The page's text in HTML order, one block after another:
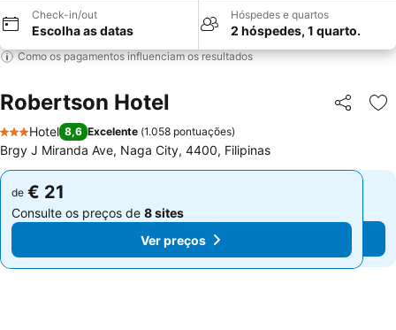
Check-in/out
Escolha as datas
Hóspedes e quartos
2 hóspedes, 1 quarto.
Como os pagamentos influenciam os resultados
Robertson Hotel Partilhar
3 Estrelas
Hotel 8,6 Excelente (1.058 pontuações)
Brgy J Miranda Ave, Naga City, 4400, Filipinas
de € 21
Consulte os preços de 8 sites
Ver preços
de € 21
Consulte os preços de 8 sites
Ver preços